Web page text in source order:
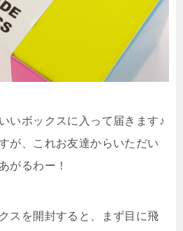
いボックスに入って届きます♪
が、これお友達からいただい
がるわー！
スを開封すると、まず目に飛